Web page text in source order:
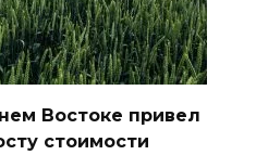
Востоке привел
стоимости